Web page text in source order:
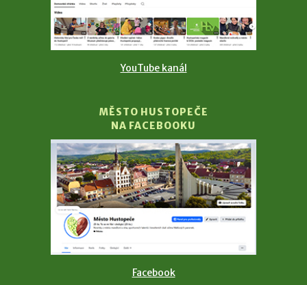
YouTube kanál
MĚSTO HUSTOPEČE
NA FACEBOOKU
Facebook